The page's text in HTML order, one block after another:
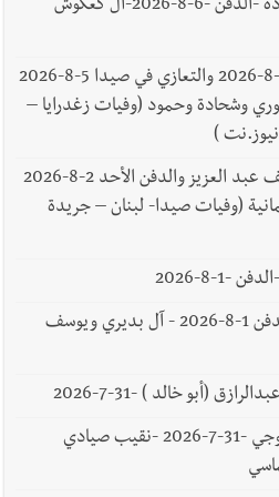
وفاة الحاجة رقية محمد حمودة -الدفن -6-8-2026-آل كعكوش
وفاة مصطفى محمد موسى 3-8-2026 والتعازي في صيدا 5-8-2026
وشحادة وحمود (وفيات زغدرايا –
)
وفاة الشاب موسى محمد خلف عبد العزيز والدفن الأحد 2-8-2026
(وفيات صيدا- لبنان – جريدة
1-8-2026
وفاة بدرية يوسف بديري -الدفن 1-8-2026 - آل بديري ويوسف
(أبو خالد ) -31-7-2026
وفاة الحاج مصطفى محمود بوجي -31-7-2026 -نقيب صيادي